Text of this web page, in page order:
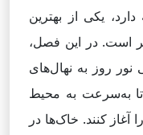
یکی از بهترین
است. در این فصل،
نور روز به نهال‌های
به‌سرعت به محیط
کنند. خاک‌ها در